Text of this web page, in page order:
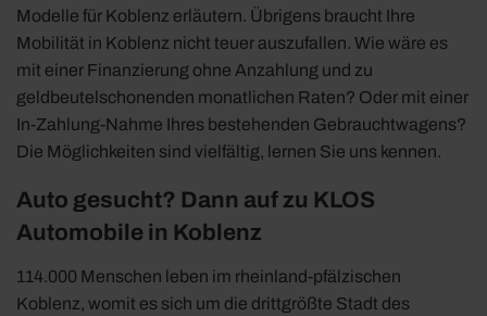
Modelle für Koblenz erläutern. Übrigens braucht Ihre
Mobilität in Koblenz nicht teuer auszufallen. Wie wäre es
mit einer Finanzierung ohne Anzahlung und zu
geldbeutelschonenden monatlichen Raten? Oder mit einer
In-Zahlung-Nahme Ihres bestehenden Gebrauchtwagens?
Die Möglichkeiten sind vielfältig, lernen Sie uns kennen.
Auto gesucht? Dann auf zu KLOS
Automobile in Koblenz
114.000 Menschen leben im rheinland-pfälzischen
Koblenz, womit es sich um die drittgrößte Stadt des